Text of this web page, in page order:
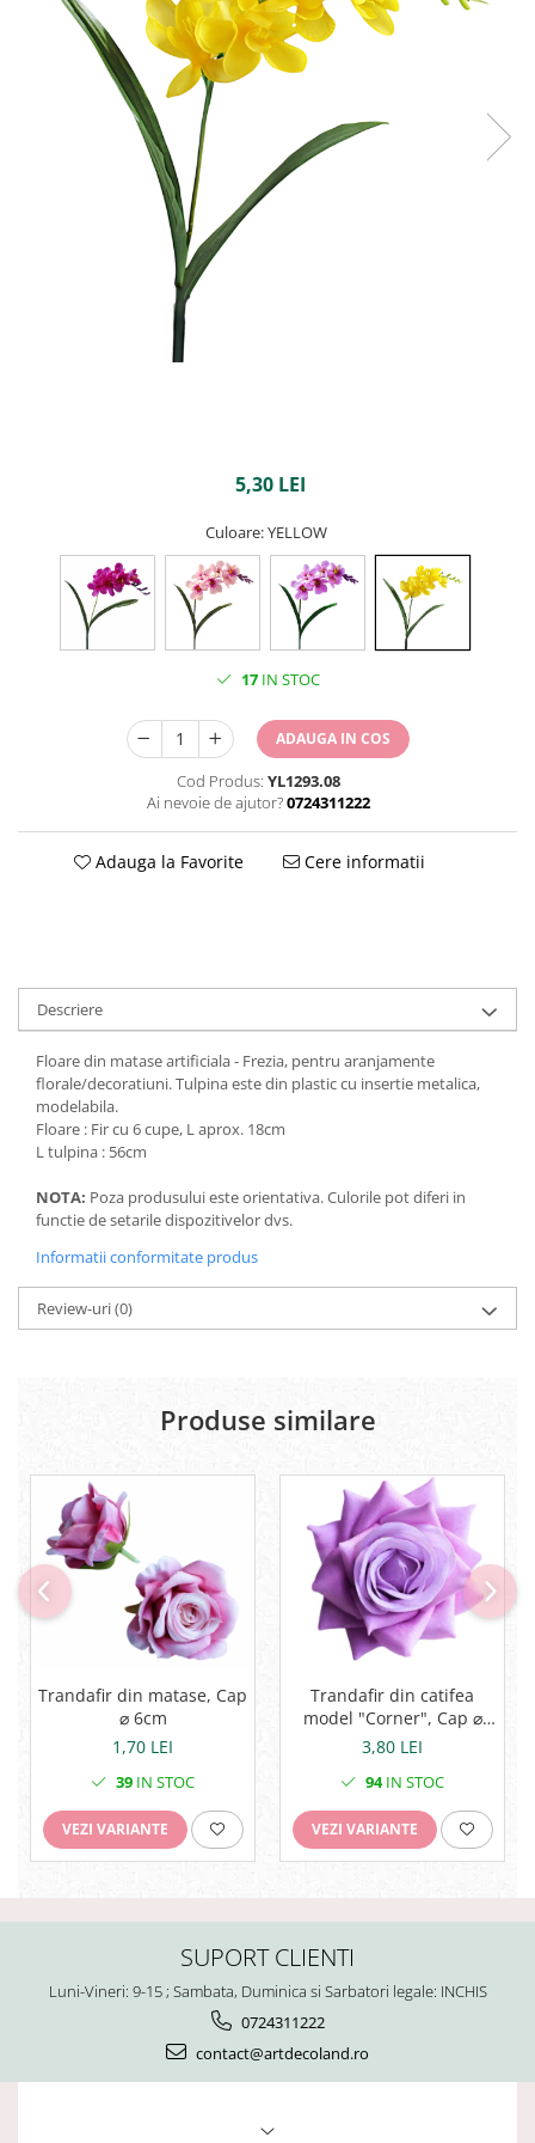
5,30 LEI
Culoare: YELLOW
17IN STOC
ADAUGA IN COS
Cod Produs: YL1293.08
Ai nevoie de ajutor?0724311222
Adauga la Favorite Cere informatii
Descriere
Floare din matase artificiala - Frezia, pentru aranjamente
florale/decoratiuni. Tulpina este din plastic cu insertie metalica,
modelabila.
Floare : Fir cu 6 cupe, L aprox. 18cm
L tulpina : 56cm
NOTA: Poza produsului este orientativa. Culorile pot diferi in
functie de setarile dispozitivelor dvs.
Informatii conformitate produs
Review-uri(0)
Produse similare
Trandafir din matase, Cap
⌀ 6cm
1,70 LEI
39 IN STOC
VEZI VARIANTE
Trandafir din catifea
model "Corner", Cap ⌀
8cm
3,80 LEI
94IN STOC
VEZI VARIANTE
SUPORT CLIENTI
Luni-Vineri: 9-15 ; Sambata, Duminica si Sarbatori legale: INCHIS
0724311222
contact@artdecoland.ro